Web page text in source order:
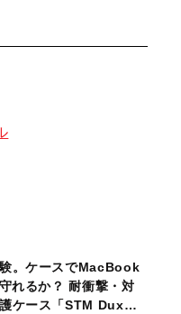
。ケースでMacBook
れるか？ 耐衝撃・対
ケース「STM Dux